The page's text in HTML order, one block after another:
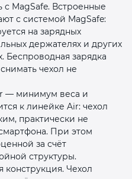
MagSafe. Встроенные
с системой MagSafe:
на зарядных
держателях и других
Беспроводная зарядка
чехол не
— минимум веса и
к линейке Air: чехол
практически не
При этом
за счёт
структуры.
конструкция. Чехол